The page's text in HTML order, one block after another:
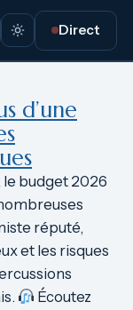
Direct
d’une
le budget 2026
réputé,
et les risques
Écoutez